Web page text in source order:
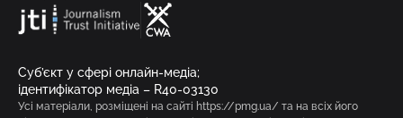
Суб’єкт у сфері онлайн-медіа;
ідентифікатор медіа – R40-03130
Усі матеріали, розміщені на сайті https://pmg.ua/ та на всіх його